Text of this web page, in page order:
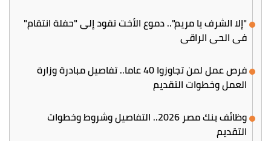
"إلا الشرف يا مريم".. دموع الأخت تقود إلى "حفلة انتقام"
في الحي الراقي
فرص عمل لمن تجاوزوا 40 عاما.. تفاصيل مبادرة وزارة
العمل وخطوات التقديم
وظائف بنك مصر 2026.. التفاصيل وشروط وخطوات
التقديم